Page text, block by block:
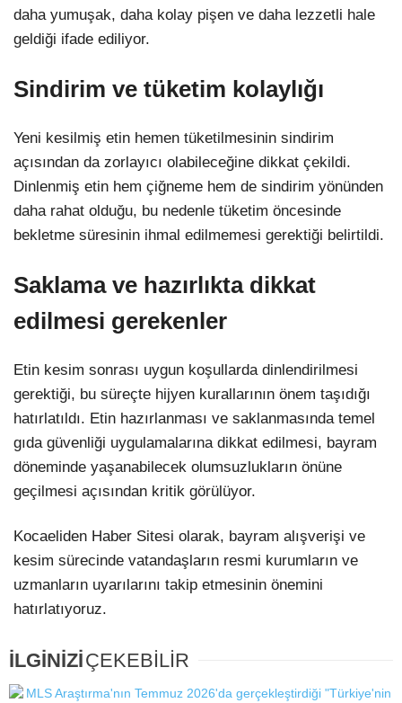
daha yumuşak, daha kolay pişen ve daha lezzetli hale
geldiği ifade ediliyor.
Sindirim ve tüketim kolaylığı
Yeni kesilmiş etin hemen tüketilmesinin sindirim
açısından da zorlayıcı olabileceğine dikkat çekildi.
Dinlenmiş etin hem çiğneme hem de sindirim yönünden
daha rahat olduğu, bu nedenle tüketim öncesinde
bekletme süresinin ihmal edilmemesi gerektiği belirtildi.
Saklama ve hazırlıkta dikkat
edilmesi gerekenler
Etin kesim sonrası uygun koşullarda dinlendirilmesi
gerektiği, bu süreçte hijyen kurallarının önem taşıdığı
hatırlatıldı. Etin hazırlanması ve saklanmasında temel
gıda güvenliği uygulamalarına dikkat edilmesi, bayram
döneminde yaşanabilecek olumsuzlukların önüne
geçilmesi açısından kritik görülüyor.
Kocaeliden Haber Sitesi olarak, bayram alışverişi ve
kesim sürecinde vatandaşların resmi kurumların ve
uzmanların uyarılarını takip etmesinin önemini
hatırlatıyoruz.
İLGİNİZİÇEKEBİLİR